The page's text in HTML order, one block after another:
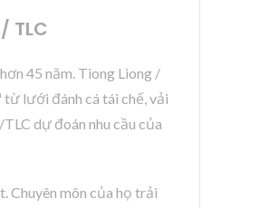
TLC
45 năm. Tiong Liong /
lưới đánh cá tái chế, vải
dự đoán nhu cầu của
Chuyên môn của họ trải